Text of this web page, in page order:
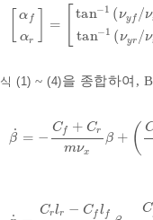
α f
αr
=
tan−1 (νy f /ν
tan−1 (νyr /ν
fα 1 ν f/ν f
식 (1) ~ (4)을 종합하여,
β
˙ = −
Cf + Cr
mνx
β + (
β˙=-Cf+Cr m ν
Crlr − Cf l f C